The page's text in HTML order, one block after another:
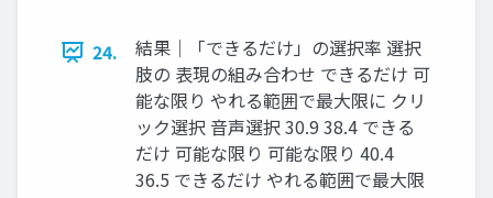
24.
結果｜「できるだけ」の選択率 選択
肢の 表現の組み合わせ できるだけ 可
能な限り やれる範囲で最⼤限に クリ
ック選択 ⾳声選択 30.9 38.4 できる
だけ 可能な限り 可能な限り 40.4
36.5 できるだけ やれる範囲で最⼤限